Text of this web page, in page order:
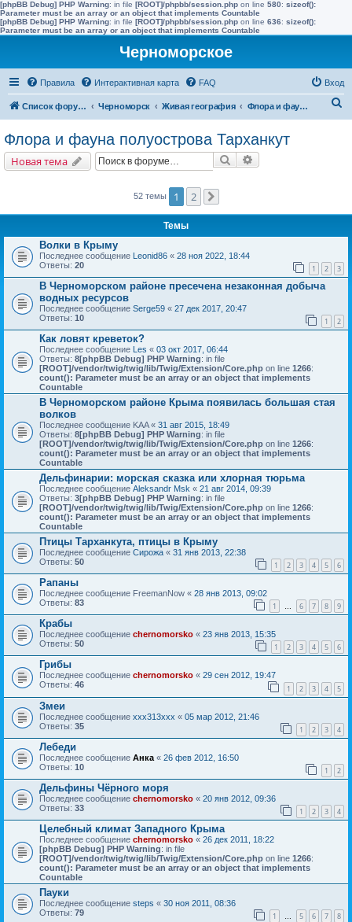
[phpBB Debug] PHP Warning: in file [ROOT]/phpbb/session.php on line 580: sizeof():
Parameter must be an array or an object that implements Countable
[phpBB Debug] PHP Warning: in file [ROOT]/phpbb/session.php on line 636: sizeof():
Parameter must be an array or an object that implements Countable
Черноморское
Правила Интерактивная карта FAQ Вход
Список форумов Черноморск Живая география Флора и фауна полуострова Тарханкут
Флора и фауна полуострова Тарханкут
Новая тема Поиск
52 темы 1 2
Темы
Волки в Крыму
Последнее сообщение Leonid86 « 28 ноя 2022, 18:44
Ответы: 20 1 2 3
В Черноморском районе пресечена незаконная добыча
водных ресурсов
Последнее сообщение Serge59 « 27 дек 2017, 20:47
Ответы: 10 1 2
Как ловят креветок?
Последнее сообщение Les « 03 окт 2017, 06:44
Ответы: 8[phpBB Debug] PHP Warning: in file
[ROOT]/vendor/twig/twig/lib/Twig/Extension/Core.php on line 1266:
count(): Parameter must be an array or an object that implements
Countable
В Черноморском районе Крыма появилась большая стая
волков
Последнее сообщение KAA« 31 авг 2015, 18:49
Ответы: 8[phpBB Debug] PHP Warning: in file
[ROOT]/vendor/twig/twig/lib/Twig/Extension/Core.php on line 1266:
count(): Parameter must be an array or an object that implements
Countable
Дельфинарии: морская сказка или хлорная тюрьма
Последнее сообщение Aleksandr Msk « 21 авг 2014, 09:39
Ответы: 3[phpBB Debug] PHP Warning: in file
[ROOT]/vendor/twig/twig/lib/Twig/Extension/Core.php on line 1266:
count(): Parameter must be an array or an object that implements
Countable
Птицы Тарханкута, птицы в Крыму
Последнее сообщение Сирожа « 31 янв 2013, 22:38
Ответы: 50 1 2 3 4 5 6
Рапаны
Последнее сообщение FreemanNow « 28 янв 2013, 09:02
Ответы: 83 1 … 6 7 8 9
Крабы
Последнее сообщение chernomorsko « 23 янв 2013, 15:35
Ответы: 50 1 2 3 4 5 6
Грибы
Последнее сообщение chernomorsko « 29 сен 2012, 19:47
Ответы: 46 1 2 3 4 5
Змеи
Последнее сообщение xxx313xxx « 05 мар 2012, 21:46
Ответы: 35 1 2 3 4
Лебеди
Последнее сообщение Анка « 26 фев 2012, 16:50
Ответы: 10 1 2
Дельфины Чёрного моря
Последнее сообщение chernomorsko « 20 янв 2012, 09:36
Ответы: 33 1 2 3 4
Целебный климат Западного Крыма
Последнее сообщение chernomorsko « 26 дек 2011, 18:22
[phpBB Debug] PHP Warning: in file
[ROOT]/vendor/twig/twig/lib/Twig/Extension/Core.php on line 1266:
count(): Parameter must be an array or an object that implements
Countable
Пауки
Последнее сообщение steps « 30 ноя 2011, 08:36
Ответы: 79 1 5 6 7 8